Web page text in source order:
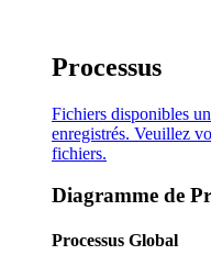
Processus
Fichiers disponibles
enregistrés. Veuillez
fichiers.
Diagramme de
Processus Global